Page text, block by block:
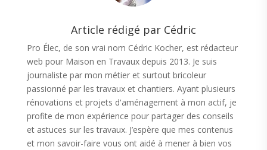
Article rédigé par Cédric
Pro Élec, de son vrai nom Cédric Kocher, est rédacteur
web pour Maison en Travaux depuis 2013. Je suis
journaliste par mon métier et surtout bricoleur
passionné par les travaux et chantiers. Ayant plusieurs
rénovations et projets d'aménagement à mon actif, je
profite de mon expérience pour partager des conseils
et astuces sur les travaux. J’espère que mes contenus
et mon savoir-faire vous ont aidé à mener à bien vos